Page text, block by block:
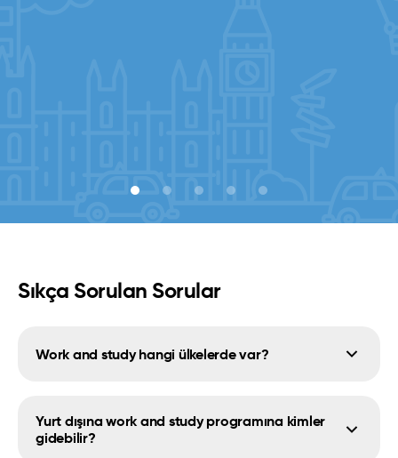
Sıkça Sorulan Sorular
Work and study hangi ülkelerde var?
Yurt dışına work and study programına kimler
gidebilir?